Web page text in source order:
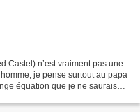
Castel) n’est vraiment pas une
je pense surtout au papa
équation que je ne saurais